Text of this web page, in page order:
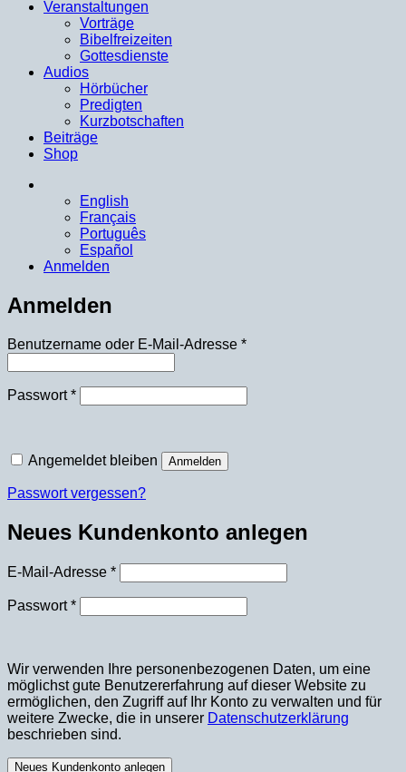
Veranstaltungen
Vorträge
Bibelfreizeiten
Gottesdienste
Audios
Hörbücher
Predigten
Kurzbotschaften
Beiträge
Shop
English
Français
Português
Español
Anmelden
Anmelden
Benutzername oder E-Mail-Adresse *Erforderlich
Passwort*Erforderlich
Angemeldet bleiben Anmelden
Passwort vergessen?
Neues Kundenkonto anlegen
E-Mail-Adresse *Erforderlich
Passwort*Erforderlich
Wir verwenden Ihre personenbezogenen Daten, um eine
möglichst gute Benutzererfahrung auf dieser Website zu
ermöglichen, den Zugriff auf Ihr Konto zu verwalten und für
weitere Zwecke, die in unserer Datenschutzerklärung
beschrieben sind.
Neues Kundenkonto anlegen